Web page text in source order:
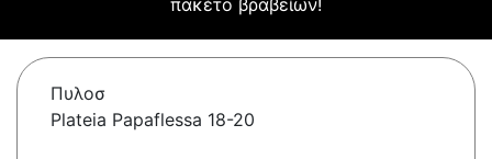
πακέτο βραβείων!
Πυλοσ
Plateia Papaflessa 18-20